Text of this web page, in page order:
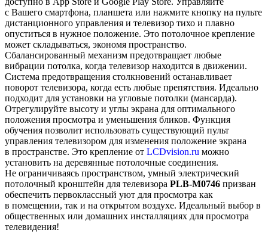
с Вашего смартфона, планшета или нажмите кнопку на пульте
дистанционного управления и телевизор тихо и плавно
опуститься в нужное положение. Это потолочное крепление
может складываться, экономя пространство.
Сбалансированный механизм предотвращает любые
вибрации потолка, когда телевизор находится в движении.
Система предотвращения столкновений останавливает
поворот телевизора, когда есть любые препятствия. Идеально
подходит для установки на угловые потолки (мансарда).
Отрегулируйте высоту и углы экрана для оптимального
положения просмотра и уменьшения бликов. Функция
обучения позволит использовать существующий пульт
управления телевизором для изменения положение экрана
в пространстве. Это крепление от LCDvision.ru можно
установить на деревянные потолочные соединения.
Не ограничиваясь пространством, умный электрический
потолочный кронштейн для телевизора PLB-M0746 призван
обеспечить первоклассный уют для просмотра как
в помещении, так и на открытом воздухе. Идеальный выбор в
общественных или домашних инсталляциях для просмотра
телевидения!